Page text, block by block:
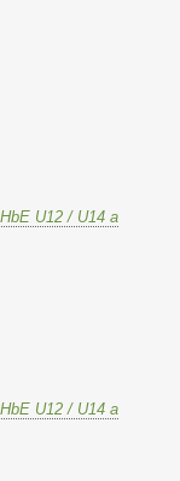
U12 / U14 a
U12 / U14 a